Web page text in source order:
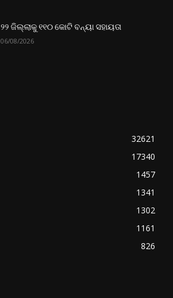
୨୨ ଜିଲ୍ଲାକୁ ୧୧୦ କୋଟି ବନ୍ୟା ସହାୟତା
06/08/2026
32621
17340
1457
1341
1302
1161
826